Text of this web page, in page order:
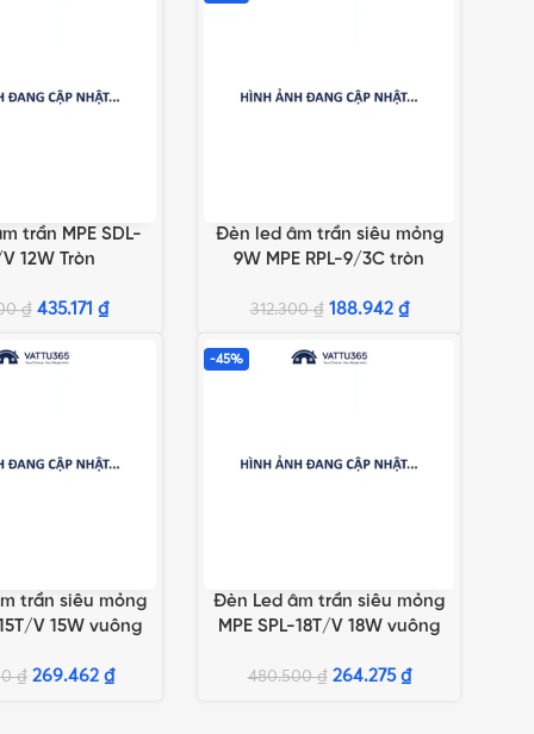
HÀNG
trần MPE SDL-
12W Tròn
₫ 435.171 ₫
THÊM VÀO GIỎ HÀNG
Đèn led âm trần siêu mỏng
9W MPE RPL-9/3C tròn
312.300₫ 188.942 ₫
HÀNG
trần siêu mỏng
V 15W vuông
₫ 269.462 ₫
-45%
THÊM VÀO GIỎ HÀNG
Đèn Led âm trần siêu mỏng
MPE SPL-18T/V 18W vuông
480.500₫ 264.275 ₫